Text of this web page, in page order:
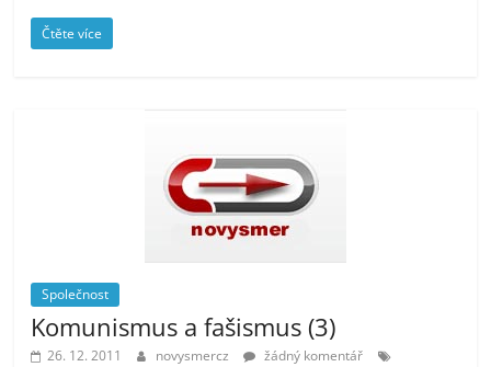
Čtěte více
Společnost
Komunismus a fašismus (3)
26. 12. 2011 novysmercz
žádný komentář